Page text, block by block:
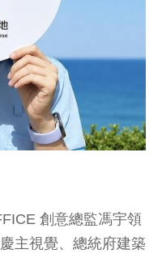
創意總監馮宇領
主視覺、總統府建築